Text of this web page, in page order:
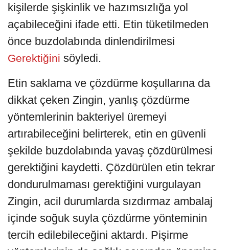
kişilerde şişkinlik ve hazımsızlığa yol
açabileceğini ifade etti. Etin tüketilmeden
önce buzdolabında dinlendirilmesi
Gerektiğini söyledi.
Etin saklama ve çözdürme koşullarına da
dikkat çeken Zingin, yanlış çözdürme
yöntemlerinin bakteriyel üremeyi
artırabileceğini belirterek, etin en güvenli
şekilde buzdolabında yavaş çözdürülmesi
gerektiğini kaydetti. Çözdürülen etin tekrar
dondurulmaması gerektiğini vurgulayan
Zingin, acil durumlarda sızdırmaz ambalaj
içinde soğuk suyla çözdürme yönteminin
tercih edilebileceğini aktardı. Pişirme